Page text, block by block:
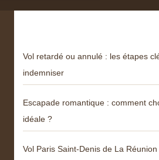
Vol retardé ou annulé : les étapes
indemniser
Escapade romantique : comment
idéale ?
Vol Paris Saint-Denis de La